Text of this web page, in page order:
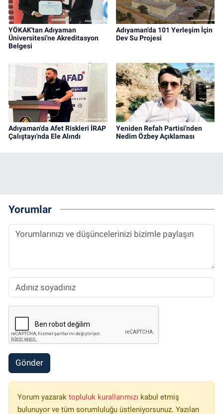
YÖKAK'tan Adıyaman
Üniversitesi'ne Akreditasyon
Belgesi
Adıyaman'da 101 Yerleşim İçin
Dev Su Projesi
Adıyaman'da Afet Riskleri İRAP
Çalıştayı'nda Ele Alındı
Yeniden Refah Partisi'nden
Nedim Özbey Açıklaması
Yorumlar
Gönder
Yorum yazarak topluluk kurallarımızı kabul etmiş
bulunuyor ve tüm sorumluluğu üstleniyorsunuz. Yazılan